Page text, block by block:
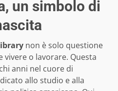
un simbolo di
non è solo questione
o lavorare. Questa
anni nel cuore di
allo studio e alla